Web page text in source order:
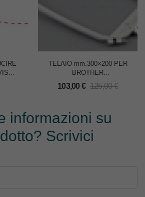
TELAIO mm.300×200 PER
BROTHER
PR600/PR600II/PR620/PR650/
103,00 € 125,00€
informazioni su
Scrivici